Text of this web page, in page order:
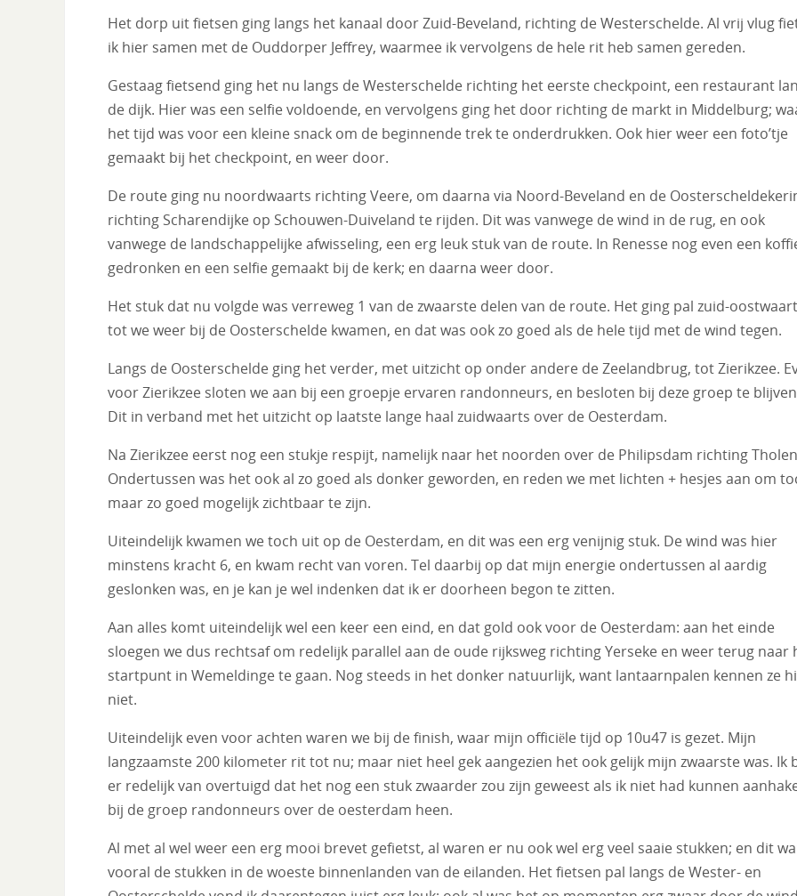
Het dorp uit fietsen ging langs het kanaal door Zuid-Beveland, richting de Westerschelde. Al vrij vlug
ik hier samen met de Ouddorper Jeffrey, waarmee ik vervolgens de hele rit heb samen gereden.
Gestaag fietsend ging het nu langs de Westerschelde richting het eerste checkpoint, een restaurant
de dijk. Hier was een selfie voldoende, en vervolgens ging het door richting de markt in Middelburg;
het tijd was voor een kleine snack om de beginnende trek te onderdrukken. Ook hier weer een foto’tje
gemaakt bij het checkpoint, en weer door.
De route ging nu noordwaarts richting Veere, om daarna via Noord-Beveland en de
richting Scharendijke op Schouwen-Duiveland te rijden. Dit was vanwege de wind in de rug, en ook
vanwege de landschappelijke afwisseling, een erg leuk stuk van de route. In Renesse nog even een
gedronken en een selfie gemaakt bij de kerk; en daarna weer door.
Het stuk dat nu volgde was verreweg 1 van de zwaarste delen van de route. Het ging pal zuid-
tot we weer bij de Oosterschelde kwamen, en dat was ook zo goed als de hele tijd met de wind tegen.
Langs de Oosterschelde ging het verder, met uitzicht op onder andere de Zeelandbrug, tot Zierikzee.
voor Zierikzee sloten we aan bij een groepje ervaren randonneurs, en besloten bij deze groep te
Dit in verband met het uitzicht op laatste lange haal zuidwaarts over de Oesterdam.
Na Zierikzee eerst nog een stukje respijt, namelijk naar het noorden over de Philipsdam richting
Ondertussen was het ook al zo goed als donker geworden, en reden we met lichten + hesjes aan om
maar zo goed mogelijk zichtbaar te zijn.
Uiteindelijk kwamen we toch uit op de Oesterdam, en dit was een erg venijnig stuk. De wind was hier
minstens kracht 6, en kwam recht van voren. Tel daarbij op dat mijn energie ondertussen al aardig
geslonken was, en je kan je wel indenken dat ik er doorheen begon te zitten.
Aan alles komt uiteindelijk wel een keer een eind, en dat gold ook voor de Oesterdam: aan het einde
sloegen we dus rechtsaf om redelijk parallel aan de oude rijksweg richting Yerseke en weer terug naar
startpunt in Wemeldinge te gaan. Nog steeds in het donker natuurlijk, want lantaarnpalen kennen ze
niet.
Uiteindelijk even voor achten waren we bij de finish, waar mijn officiële tijd op 10u47 is gezet. Mijn
langzaamste 200 kilometer rit tot nu; maar niet heel gek aangezien het ook gelijk mijn zwaarste was. Ik
er redelijk van overtuigd dat het nog een stuk zwaarder zou zijn geweest als ik niet had kunnen
bij de groep randonneurs over de oesterdam heen.
Al met al wel weer een erg mooi brevet gefietst, al waren er nu ook wel erg veel saaie stukken; en dit
vooral de stukken in de woeste binnenlanden van de eilanden. Het fietsen pal langs de Wester- en